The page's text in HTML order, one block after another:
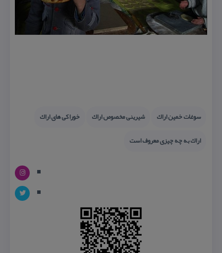
سوغات خمین اراك شیرینی مخصوص اراك
خوراكی های اراك
اراك به چه چیزی معروف است